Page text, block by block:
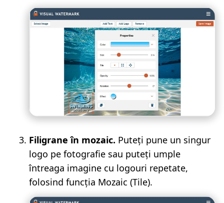
Filigrane în mozaic. Puteți pune un singur
logo pe fotografie sau puteți umple
întreaga imagine cu logouri repetate,
folosind funcția Mozaic (Tile).